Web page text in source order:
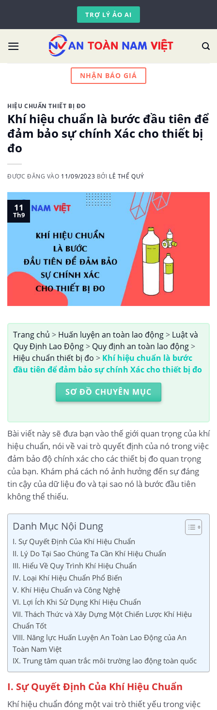
content
TRỢ LÝ ẢO AI
NHẬN BÁO GIÁ
HIỆU CHUẨN THIẾT BỊ ĐO
Khí hiệu chuẩn là bước đầu tiên để
đảm bảo sự chính Xác cho thiết bị
đo
ĐƯỢC ĐĂNG VÀO 11/09/2023 BỞI LÊ THẾ QUÝ
11
Th9
Trang chủ > Huấn luyện an toàn lao động> Luật và
Quy Định Lao Động> Quy định an toàn lao động>
Hiệu chuẩn thiết bị đo > Khí hiệu chuẩn là bước
đầu tiên để đảm bảo sự chính Xác cho thiết bị đo
SƠ ĐỒ CHUYÊN MỤC
Bài viết này sẽ đưa bạn vào thế giới quan trọng của khí
hiệu chuẩn, nói về vai trò quyết định của nó trong việc
đảm bảo độ chính xác cho các thiết bị đo quan trọng
của bạn. Khám phá cách nó ảnh hưởng đến sự đáng
tin cậy của dữ liệu đo và tại sao nó là bước đầu tiên
không thể thiếu.
Danh Mục Nội Dung
I. Sự Quyết Định Của Khí Hiệu Chuẩn
II. Lý Do Tại Sao Chúng Ta Cần Khí Hiệu Chuẩn
III. Hiểu Về Quy Trình Khí Hiệu Chuẩn
IV. Loại Khí Hiệu Chuẩn Phổ Biến
V. Khí Hiệu Chuẩn và Công Nghệ
VI. Lợi Ích Khi Sử Dụng Khí Hiệu Chuẩn
VII. Thách Thức và Xây Dựng Một Chiến Lược Khí Hiệu
Chuẩn Tốt
VIII. Năng lực Huấn Luyện An Toàn Lao Động của An
Toàn Nam Việt
IX. Trung tâm quan trắc môi trường lao động toàn quốc
I. Sự Quyết Định Của Khí Hiệu Chuẩn
Khí hiệu chuẩn đóng một vai trò thiết yếu trong việc